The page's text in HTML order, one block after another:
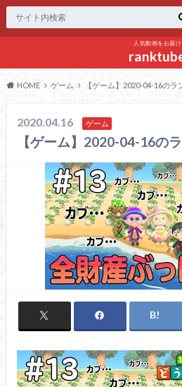
人気動画をお届け
HOME ゲーム 【ゲーム】2020-04-16のラ
2020.04.16 ゲーム
【ゲーム】2020-04-16の